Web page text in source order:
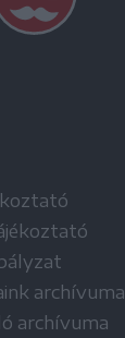
archívuma
archívuma